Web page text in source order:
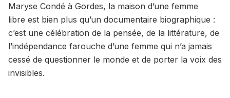
Maryse Condé à Gordes, la maison d’une femme
libre est bien plus qu’un documentaire biographique :
c’est une célébration de la pensée, de la littérature, de
l’indépendance farouche d’une femme qui n’a jamais
cessé de questionner le monde et de porter la voix des
invisibles.